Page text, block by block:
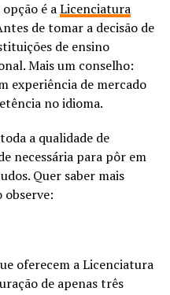
é aLicenciatura
de tomar a decisão de
de ensino
Mais um conselho:
experiência de mercado
no idioma.
a qualidade de
necessária para pôr em
Quer saber mais
observe:
oferecem a Licenciatura
de apenas três